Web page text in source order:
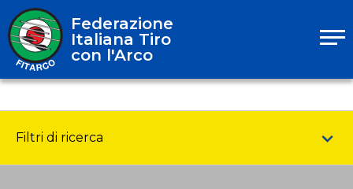
Federazione
Italiana Tiro
con l'Arco
Filtri di ricerca